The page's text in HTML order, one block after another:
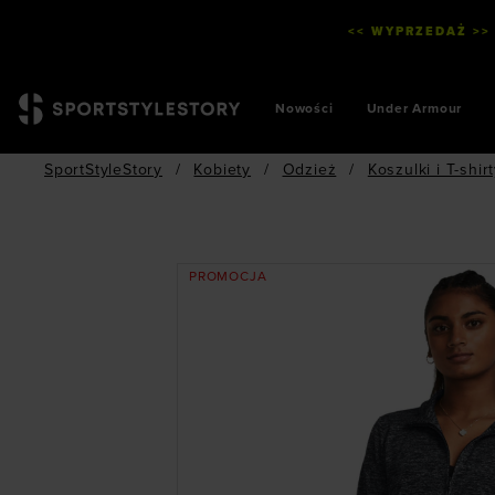
<< WYPRZEDAŻ
Nowości Under Armour
SportStyleStory / Kobiety / Odzież / Koszulki i T-
PROMOCJA